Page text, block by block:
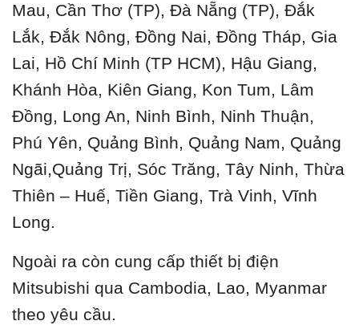
Mau, Cần Thơ (TP), Đà Nẵng (TP), Đắk
Lắk, Đắk Nông, Đồng Nai, Đồng Tháp, Gia
Lai, Hồ Chí Minh (TP HCM), Hậu Giang,
Khánh Hòa, Kiên Giang, Kon Tum, Lâm
Đồng, Long An, Ninh Bình, Ninh Thuận,
Phú Yên, Quảng Bình, Quảng Nam, Quảng
Ngãi,Quảng Trị, Sóc Trăng, Tây Ninh, Thừa
Thiên – Huế, Tiền Giang, Trà Vinh, Vĩnh
Long.
Ngoài ra còn cung cấp thiết bị điện
Mitsubishi qua Cambodia, Lao, Myanmar
theo yêu cầu.